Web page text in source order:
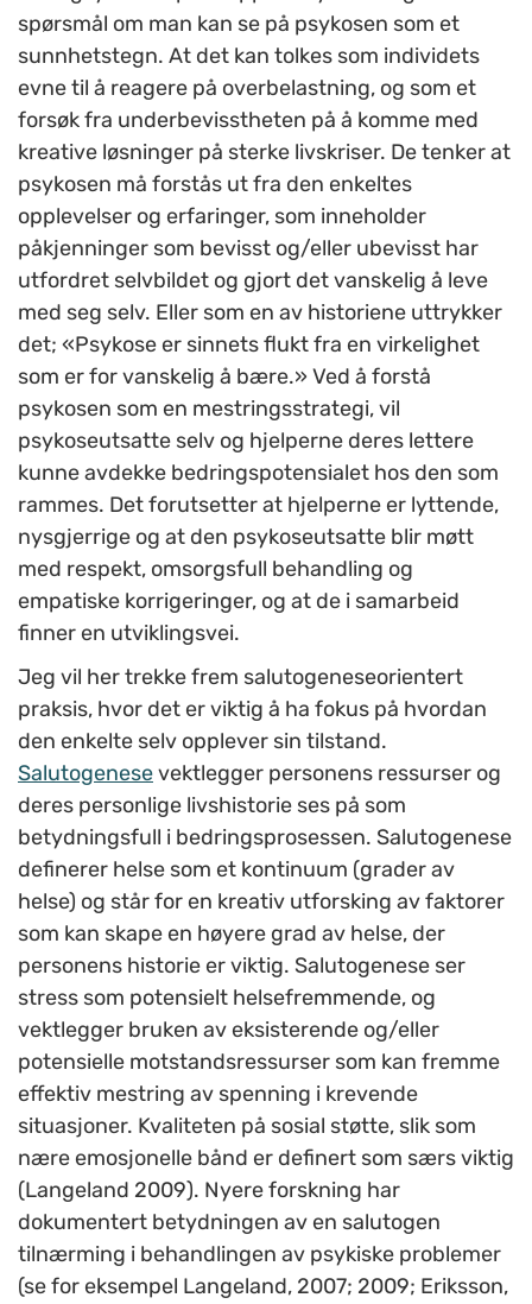
spørsmål om man kan se på psykosen som et
sunnhetstegn. At det kan tolkes som individets
evne til å reagere på overbelastning, og som et
forsøk fra underbevisstheten på å komme med
kreative løsninger på sterke livskriser. De tenker at
psykosen må forstås ut fra den enkeltes
opplevelser og erfaringer, som inneholder
påkjenninger som bevisst og/eller ubevisst har
utfordret selvbildet og gjort det vanskelig å leve
med seg selv. Eller som en av historiene uttrykker
det; «Psykose er sinnets flukt fra en virkelighet
som er for vanskelig å bære.» Ved å forstå
psykosen som en mestringsstrategi, vil
psykoseutsatte selv og hjelperne deres lettere
kunne avdekke bedringspotensialet hos den som
rammes. Det forutsetter at hjelperne er lyttende,
nysgjerrige og at den psykoseutsatte blir møtt
med respekt, omsorgsfull behandling og
empatiske korrigeringer, og at de i samarbeid
finner en utviklingsvei.
Jeg vil her trekke frem salutogeneseorientert
praksis, hvor det er viktig å ha fokus på hvordan
den enkelte selv opplever sin tilstand.
Salutogenesevektlegger personens ressurser og
deres personlige livshistorie ses på som
betydningsfull i bedringsprosessen. Salutogenese
definerer helse som et kontinuum (grader av
helse) og står for en kreativ utforsking av faktorer
som kan skape en høyere grad av helse, der
personens historie er viktig. Salutogenese ser
stress som potensielt helsefremmende, og
vektlegger bruken av eksisterende og/eller
potensielle motstandsressurser som kan fremme
effektiv mestring av spenning i krevende
situasjoner. Kvaliteten på sosial støtte, slik som
nære emosjonelle bånd er definert som særs viktig
(Langeland 2009). Nyere forskning har
dokumentert betydningen av en salutogen
tilnærming i behandlingen av psykiske problemer
(se for eksempel Langeland, 2007; 2009; Eriksson,